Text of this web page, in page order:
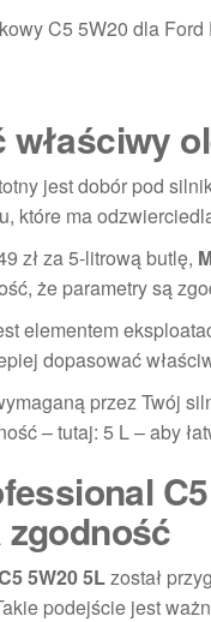
C5 5W20 dla
jest dobór pod
które ma
zł za 5-litrową butlę,
że parametry są
elementem
dopasować
przez Twój
– tutaj: 5 L – aby
5W20 5Lzostał
podejście jest